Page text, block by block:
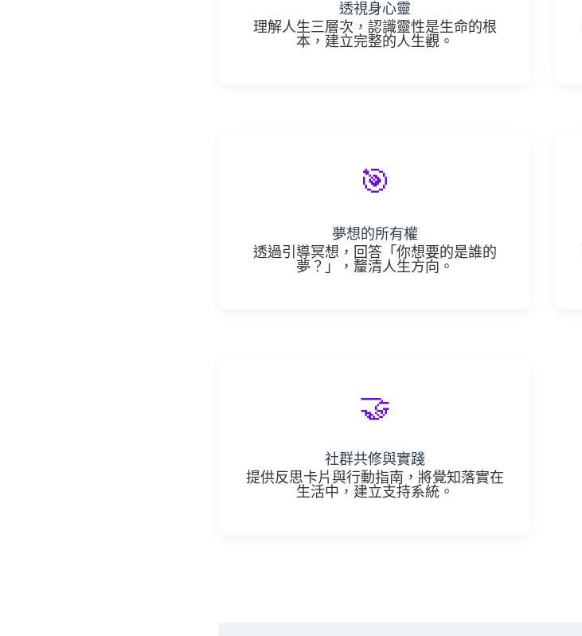
透視身心靈
理解人生三層次，認識靈性是生命的根
本，建立完整的人生觀。
🎯
夢想的所有權
透過引導冥想，回答「你想要的是誰的
夢？」，釐清人生方向。
🤝
社群共修與實踐
提供反思卡片與行動指南，將覺知落實在
生活中，建立支持系統。